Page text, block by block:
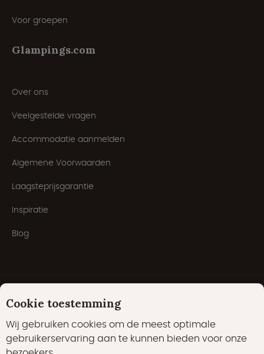
Voor groepen
Glampings.com
Over ons
Veelgestelde vragen
Accommodatie aanmelden
Algemene Voorwaarden
Laagsteprijsgarantie
Inspiratie
Blog
Cookie toestemming
Wij gebruiken cookies om de meest optimale
gebruikerservaring aan te kunnen bieden voor onze